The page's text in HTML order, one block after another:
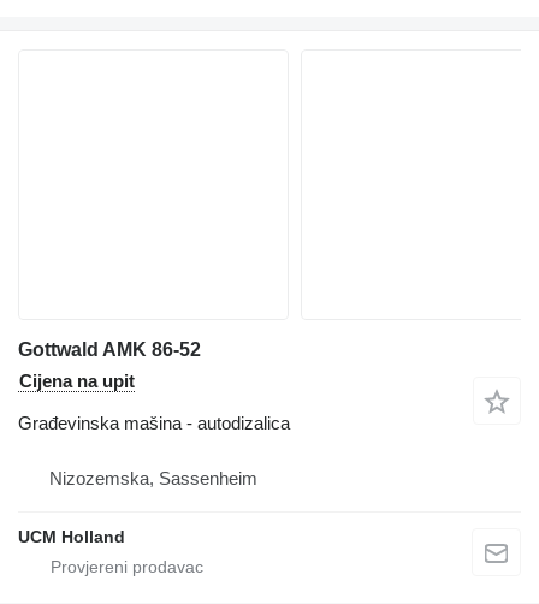
Gottwald AMK 86-52
Cijena na upit
Građevinska mašina - autodizalica
Nizozemska, Sassenheim
UCM Holland